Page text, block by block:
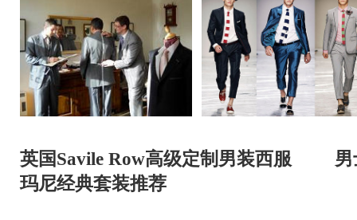
英国Savile Row高级定制男装西
玛尼经典套装推荐